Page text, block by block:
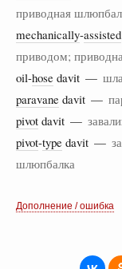
приводная
mechanically-assisted
приводом;
oil-hose davit —
paravane davit —
pivot davit —
pivot-type davit —
шлюпбалка
Дополнение / ошибка